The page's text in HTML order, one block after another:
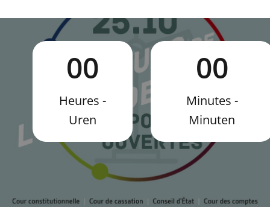
00
Heures -
Uren
00
Minutes -
Minuten